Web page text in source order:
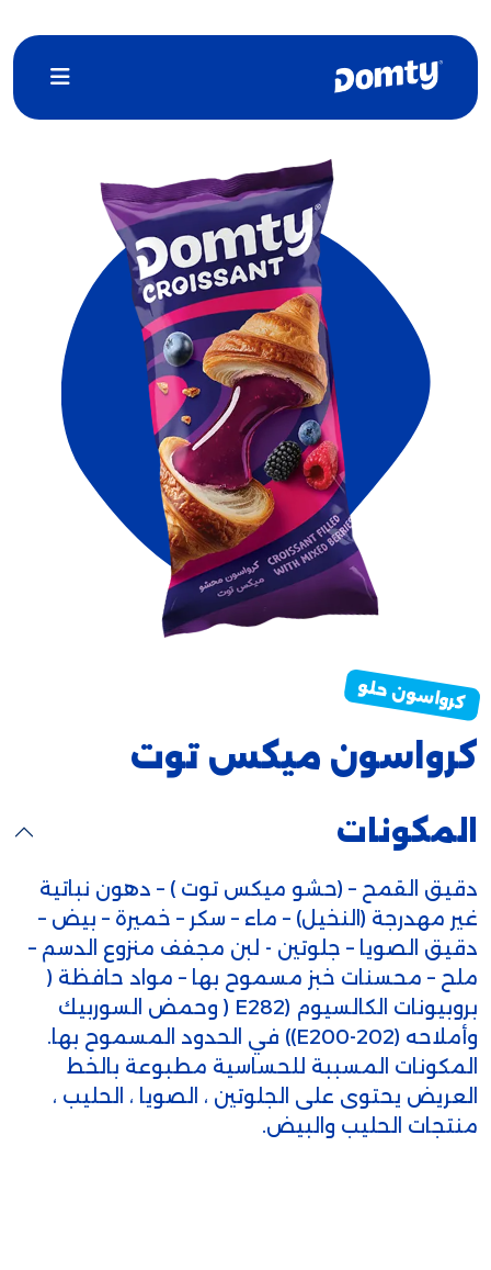
كرواسون ميكس توت
المكونات
دقيق القمح – (حشو ميكس توت ) – دهون نباتية
غير مهدرجة (النخيل) – ماء – سكر – خميرة – بيض –
دقيق الصويا – جلوتين - لبن مجفف منزوع الدسم –
ملح – محسنات خبز مسموح بها – مواد حافظة (
بروبيونات الكالسيوم (E282 ( وحمض السوربيك
وأملاحه (E200-202)) في الحدود المسموح بها.
المكونات المسببة للحساسية مطبوعة بالخط
العريض يحتوى على الجلوتين ، الصويا ، الحليب ،
منتجات الحليب والبيض.